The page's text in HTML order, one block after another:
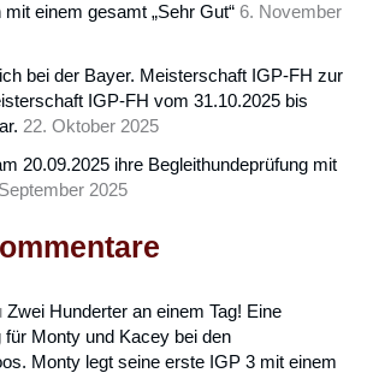
einem gesamt „Sehr Gut“ 6. November
bei der Bayer. Meisterschaft IGP-FH zur
IGP-FH vom 31.10.2025 bis
22. Oktober 2025
20.09.2025 ihre Begleithundeprüfung mit
2025
Zwei Hunderter an einem Tag! Eine
für Monty und Kacey bei den
Monty legt seine erste IGP 3 mit einem